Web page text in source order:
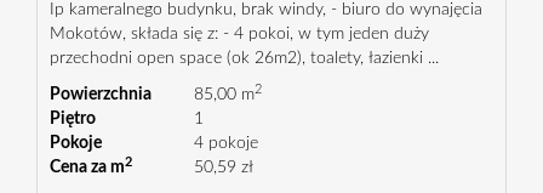
Ip kameralnego budynku, brak windy, - biuro do wynajęcia
Mokotów, składa się z: - 4 pokoi, w tym jeden duży
przechodni open space (ok 26m2), toalety, łazienki ...
Powierzchnia 85,00 m2
Piętro
1
Pokoje
4 pokoje
Cena za m2 50,59 zł